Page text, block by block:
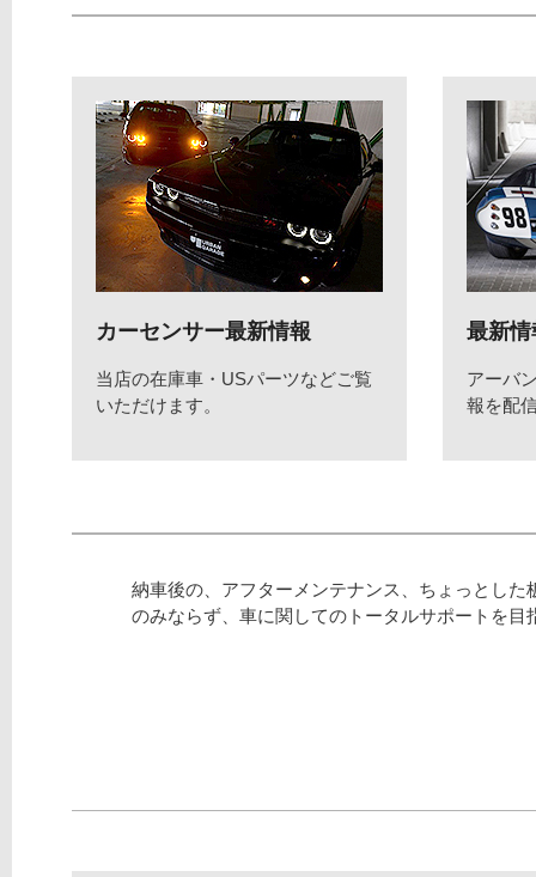
カーセンサー最新情報
当店の在庫車・USパーツなどご覧
いただけます。
最新情
アーバ
報を配
納車後の、アフターメンテナンス、ちょっとした
のみならず、車に関してのトータルサポートを目